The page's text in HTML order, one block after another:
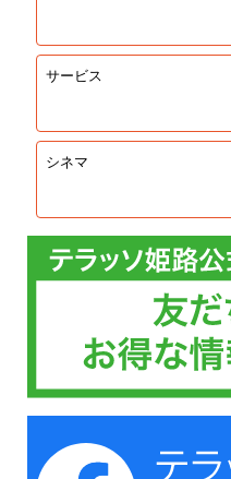
サービス
シネマ